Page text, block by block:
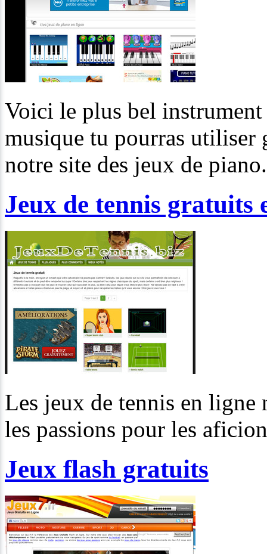
Voici le plus bel
musique tu pourras
notre site des jeux de piano.
Jeux de tennis gratuits
Les jeux de tennis en ligne
les passions pour les
Jeux flash gratuits